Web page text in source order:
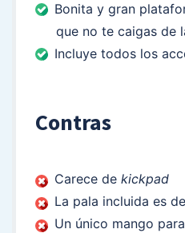
Bonita y gran
que no te caigas de
Incluye todos los
Contras
Carece de kickpad
La pala incluida es
Un único mango